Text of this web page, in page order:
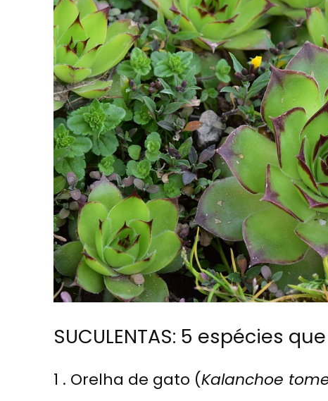
SUCULENTAS: 5 espécies
1 . Orelha de gato (Kalanchoe